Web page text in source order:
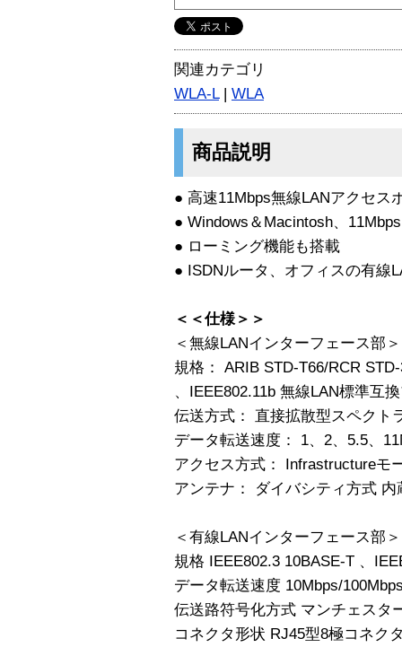
関連カテゴリ
WLA-L| WLA
商品説明
● 高速11Mbps無線LANアクセ
● Windows＆Macintosh、
● ローミング機能も搭載
● ISDNルータ、オフィスの有線
＜＜仕様＞＞
＜無線LANインターフェース部＞
規格： ARIB STD-T66/RCR
、IEEE802.11b 無線LAN標準互
伝送方式： 直接拡散型スペクト
データ転送速度： 1、2、5.5、
アクセス方式： Infrastructureモ
アンテナ： ダイバシティ方式 内
＜有線LANインターフェース部＞
規格 IEEE802.3 10BASE-T 、
データ転送速度 10Mbps/
伝送路符号化方式 マンチェスタ
コネクタ形状 RJ45型8極コネク